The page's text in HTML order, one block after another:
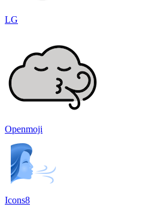
LG
Openmoji
Icons8